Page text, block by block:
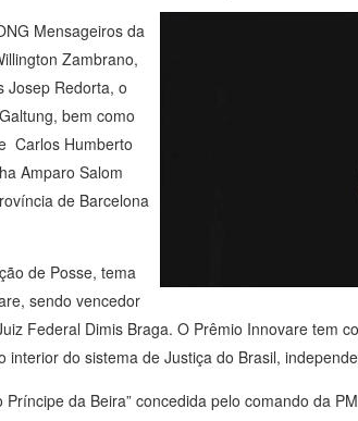
Mensageiros da
Zambrano,
Josep Redorta, o
bem como
Carlos Humberto
Amparo Salom
de Barcelona
de Posse, tema
sendo vencedor
Federal Dimis Braga. O Prêmio Innovare tem
do sistema de Justiça do Brasil,
da Beira” concedida pelo comando da